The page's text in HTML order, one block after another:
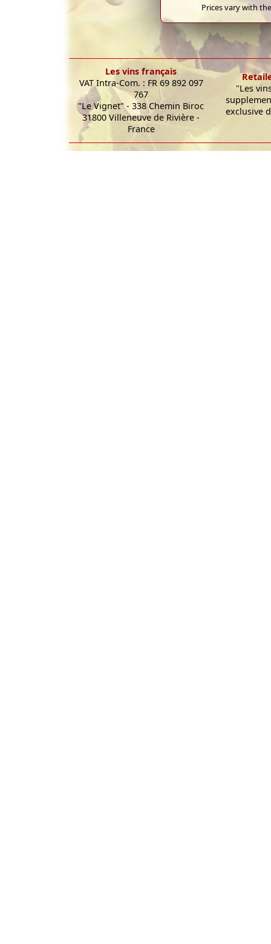
Prices vary with
Les vins français
VAT Intra-Com. : FR 69 892 097
767
"Le Vignet" - 338 Chemin Biroc
31800 Villeneuve de Rivière -
France
"Les
exclusive